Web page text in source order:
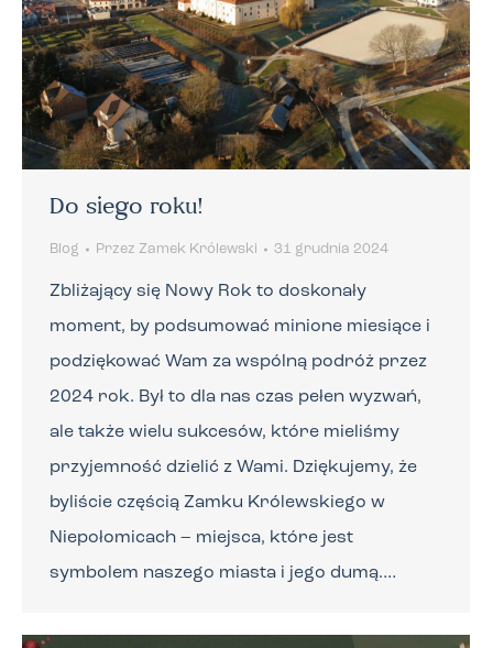
Do siego roku!
Blog Przez Zamek Królewski 31 grudnia 2024
Zbliżający się Nowy Rok to doskonały
moment, by podsumować minione miesiące i
podziękować Wam za wspólną podróż przez
2024 rok. Był to dla nas czas pełen wyzwań,
ale także wielu sukcesów, które mieliśmy
przyjemność dzielić z Wami. Dziękujemy, że
byliście częścią Zamku Królewskiego w
Niepołomicach – miejsca, które jest
symbolem naszego miasta i jego dumą.…